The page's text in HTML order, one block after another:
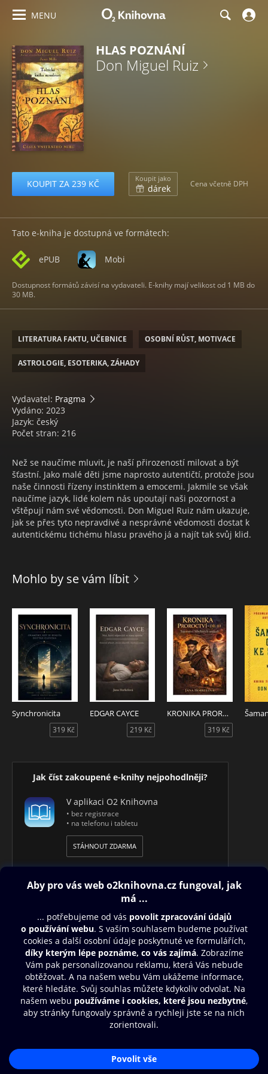
MENU
HLAS POZNÁNÍ
Don Miguel Ruiz
KOUPIT ZA 239 KČ Koupit jako
dárek Cena včetně DPH
Tato e-kniha je dostupná ve formátech:
ePUB Mobi
Dostupnost formátů závisí na vydavateli. E-knihy mají velikost od 1 MB do
30 MB.
LITERATURA FAKTU, UČEBNICE OSOBNÍ RŮST, MOTIVACE
ASTROLOGIE, ESOTERIKA, ZÁHADY
Vydavatel: Pragma
Vydáno: 2023
Jazyk: český
Počet stran: 216
Než se naučíme mluvit, je naší přirozeností milovat a být
šťastní. Jako malé děti jsme naprosto autentičtí, protože jsou
naše činnosti řízeny instinktem a emocemi. Jakmile se však
naučíme jazyk, lidé kolem nás upoutají naši pozornost a
vštěpují nám své vědomosti. Don Miguel Ruiz nám ukazuje,
jak se přes tyto nepravdivé a nesprávné vědomosti dostat k
autentickému tichému hlasu pravého já a najít tak svůj klid.
Mohlo by se vám líbit
Synchronicita
319 Kč
EDGAR CAYCE
219 Kč
KRONIKA PROROCTVÍ - DÍL III Tajemství Sibyliných orákulí
319 Kč
Jak číst zakoupené e-knihy nejpohodlněji?
V aplikaci O2 Knihovna
• bez registrace
• na telefonu i tabletu
STÁHNOUT ZDARMA
Obsah ke stažení
Moje O2 Knihovna
Další zábava
© O2 Czech Republic a.s.
Aplikace O2 Knihovna